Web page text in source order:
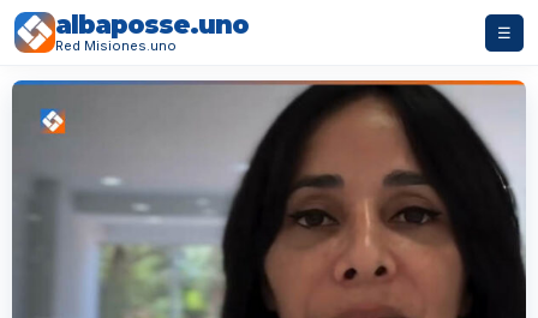
albaposse.uno
Red Misiones.uno
☰